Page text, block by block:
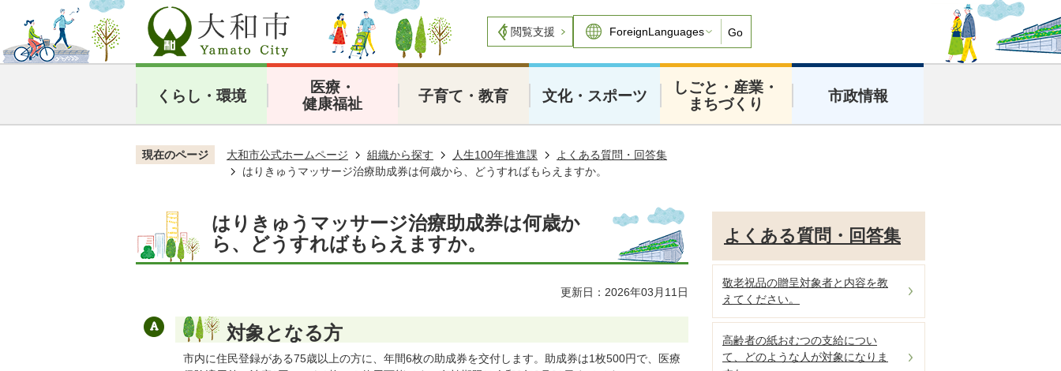
閲覧支援 Go
くらし・環境
医療・
健康福祉
子育て・教育 文化・スポーツ
しごと・産業・
まちづくり
市政情報
現在のページ 大和市公式ホームページ 組織から探す 人生100年推進課
よくある質問・回答集
はりきゅうマッサージ治療助成券は何歳から、どうすればもらえますか。
はりきゅうマッサージ治療助成券は何歳か
ら、どうすればもらえますか。
更新日：2026年03月11日
対象となる方
市内に住民登録がある75歳以上の方に、年間6枚の助成券を交付します。助成券は1枚500円で、医療
よくある質問・回答集
敬老祝品の贈呈対象者と内容を教
えてください。
高齢者の紙おむつの支給につい
て、どのような人が対象になりま